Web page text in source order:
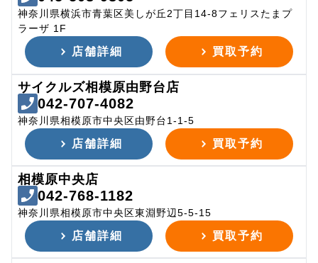
神奈川県横浜市青葉区美しが丘2丁目14-8フェリスたまプ
ラーザ 1F
店舗詳細 買取予約
サイクルズ相模原由野台店
042-707-4082
神奈川県相模原市中央区由野台1-1-5
店舗詳細 買取予約
相模原中央店
042-768-1182
神奈川県相模原市中央区東淵野辺5-5-15
店舗詳細 買取予約